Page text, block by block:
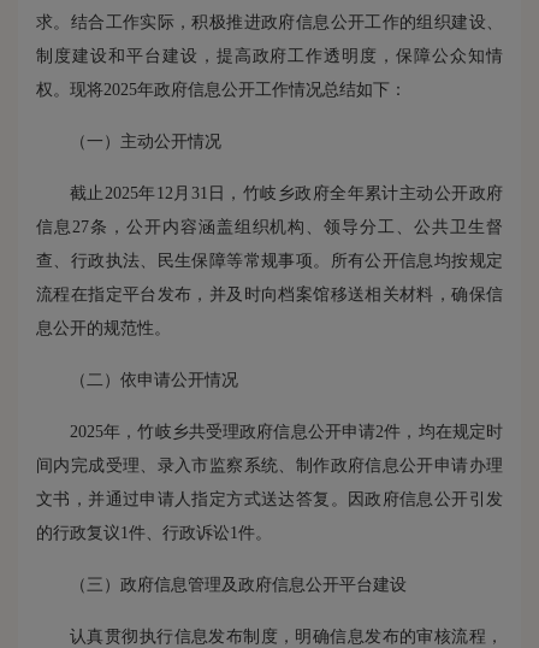
求。结合工作实际，积极推进政府信息公开工作的组织建设、
制度建设和平台建设，提高政府工作透明度，保障公众知情
权。现将2025年政府信息公开工作情况总结如下：
（一）主动公开情况
截止2025年12月31日，竹岐乡政府全年累计主动公开政府
信息27条，公开内容涵盖组织机构、领导分工、公共卫生督
查、行政执法、民生保障等常规事项。所有公开信息均按规定
流程在指定平台发布，并及时向档案馆移送相关材料，确保信
息公开的规范性。
（二）依申请公开情况
2025年，竹岐乡共受理政府信息公开申请2件，均在规定时
间内完成受理、录入市监察系统、制作政府信息公开申请办理
文书，并通过申请人指定方式送达答复。因政府信息公开引发
的行政复议1件、行政诉讼1件。
（三）政府信息管理及政府信息公开平台建设
认真贯彻执行信息发布制度，明确信息发布的审核流程，